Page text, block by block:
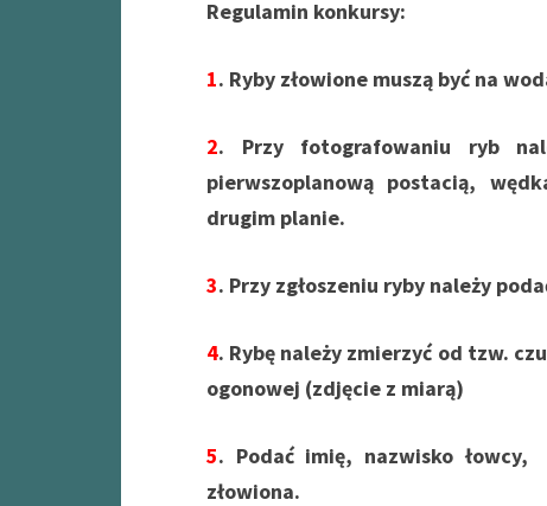
Regulamin konkursy:
1. Ryby złowione muszą być na
2. Przy fotografowaniu ryb
pierwszoplanową postacią,
drugim planie.
3. Przy zgłoszeniu ryby należy
4. Rybę należy zmierzyć od tzw.
ogonowej (zdjęcie z miarą)
5. Podać imię, nazwisko
złowiona.